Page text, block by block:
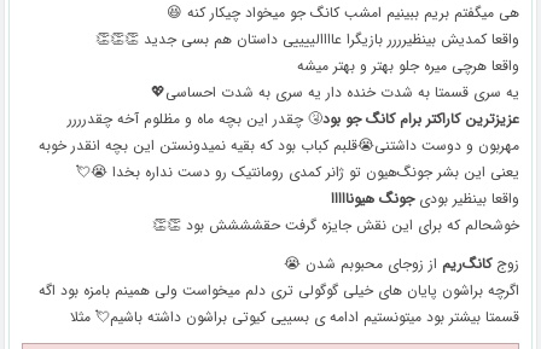
هی میگفتم بریم ببینیم امشب کانگ جو میخواد چیکار کنه 😆
واقعا کمدیش بینظیرررر بازیگرا عاااالییییی داستان هم بسی جدید 👏👏👏
واقعا هرچی میره جلو بهتر و بهتر میشه
یه سری قسمتا به شدت خنده دار یه سری به شدت احساسی💖
عزیزترین کاراکتر برام کانگ جو بود🤧 چقدر این بچه ماه و مظلوم آخه چقدرررر
مهربون و دوست داشتنی😭قلبم کباب بود که بقیه نمیدونستن این بچه انقدر خوبه
یعنی این بشر جونگ‌هیون تو ژانر کمدی رومانتیک رو دست نداره بخدا 😭💘
واقعا بینظیر بودیجونگ هیونااااا
خوشحالم که برای این نقش جایزه گرفت حقشششش بود 👏👏
زوجکانگ‌ریم از زوجای محبوبم شدن 😭
اگرچه براشون پایان های خیلی گوگولی تری دلم میخواست ولی همینم بامزه بود اگه
قسمتا بیشتر بود میتونستیم ادامه ی بسییی کیوتی براشون داشته باشیم💘 مثلا